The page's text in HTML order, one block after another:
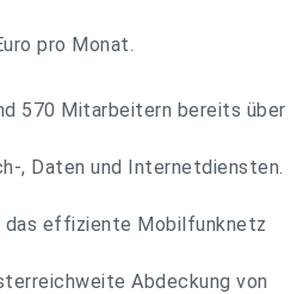
pro Monat.
570 Mitarbeitern bereits über
, Daten und Internetdiensten.
effiziente Mobilfunknetz
Abdeckung von